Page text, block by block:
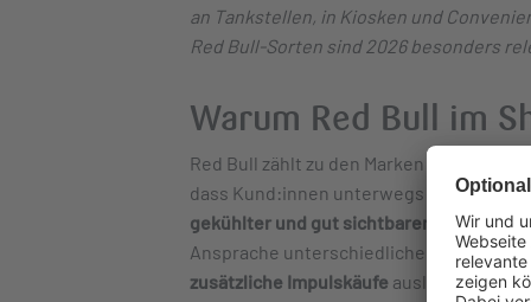
an Tankstellen, in Kiosken und
Red Bull-Sorten sind 2026 besonders
Warum Red Bull im
Red Bull zählt zu den Marken mit der
dass Kund:innen unterwegs schnell und
gekühlter und gut sichtbarer Platzierung
Ansprache unterschiedlicher
zusätzliche Impulskäufe auslösen.